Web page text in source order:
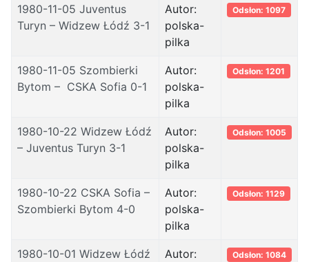
1980-11-05 Juventus
Turyn – Widzew Łódź 3-1
Autor:
polska-
pilka
Odsłon: 1097
1980-11-05 Szombierki
Bytom – CSKA Sofia 0-1
Autor:
polska-
pilka
Odsłon: 1201
1980-10-22 Widzew Łódź
– Juventus Turyn 3-1
Autor:
polska-
pilka
Odsłon: 1005
1980-10-22 CSKA Sofia –
Szombierki Bytom 4-0
Autor:
polska-
pilka
Odsłon: 1129
1980-10-01 Widzew Łódź
Autor:
Odsłon: 1084